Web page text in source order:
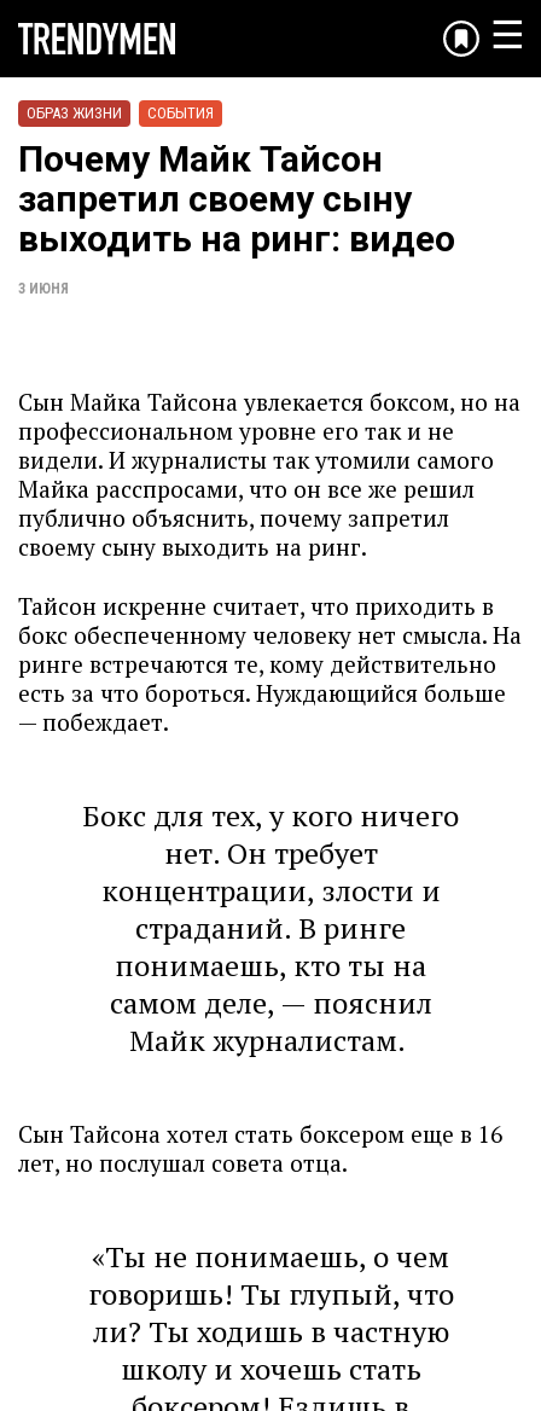
☰
ОБРАЗ ЖИЗНИ СОБЫТИЯ
Почему Майк Тайсон
запретил своему сыну
выходить на ринг: видео
3 ИЮНЯ
Сын Майка Тайсона увлекается боксом, но на
профессиональном уровне его так и не
видели. И журналисты так утомили самого
Майка расспросами, что он все же решил
публично объяснить, почему запретил
своему сыну выходить на ринг.
Тайсон искренне считает, что приходить в
бокс обеспеченному человеку нет смысла. На
ринге встречаются те, кому действительно
есть за что бороться. Нуждающийся больше
— побеждает.
Бокс для тех, у кого ничего
нет. Он требует
концентрации, злости и
страданий. В ринге
понимаешь, кто ты на
самом деле, — пояснил
Майк журналистам.
Сын Тайсона хотел стать боксером еще в 16
лет, но послушал совета отца.
«Ты не понимаешь, о чем
говоришь! Ты глупый, что
ли? Ты ходишь в частную
школу и хочешь стать